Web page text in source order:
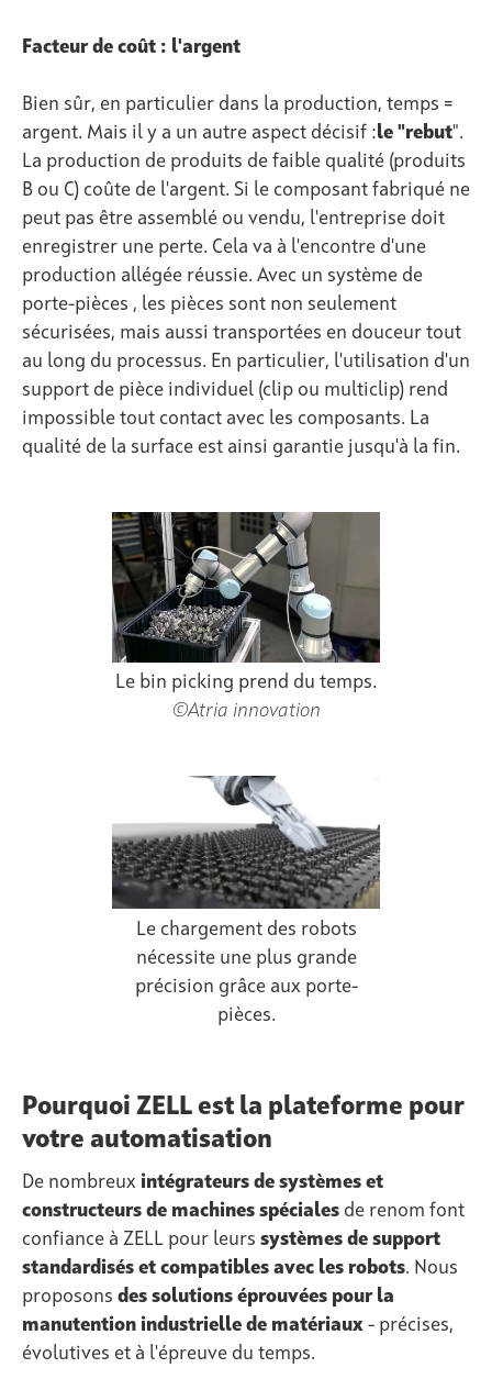
Facteur de coût : l'argent
Bien sûr, en particulier dans la production, temps =
argent. Mais il y a un autre aspect décisif :le "rebut".
La production de produits de faible qualité (produits
B ou C) coûte de l'argent. Si le composant fabriqué ne
peut pas être assemblé ou vendu, l'entreprise doit
enregistrer une perte. Cela va à l'encontre d'une
production allégée réussie. Avec un système de
porte-pièces , les pièces sont non seulement
sécurisées, mais aussi transportées en douceur tout
au long du processus. En particulier, l'utilisation d'un
support de pièce individuel (clip ou multiclip) rend
impossible tout contact avec les composants. La
qualité de la surface est ainsi garantie jusqu'à la fin.
Le bin picking prend du temps.
©Atria innovation
Le chargement des robots
nécessite une plus grande
précision grâce aux porte-
pièces.
Pourquoi ZELL est la plateforme pour
votre automatisation
De nombreux intégrateurs de systèmes et
constructeurs de machines spéciales de renom font
confiance à ZELL pour leurs systèmes de support
standardisés et compatibles avec les robots. Nous
proposons des solutions éprouvées pour la
manutention industrielle de matériaux - précises,
évolutives et à l'épreuve du temps.